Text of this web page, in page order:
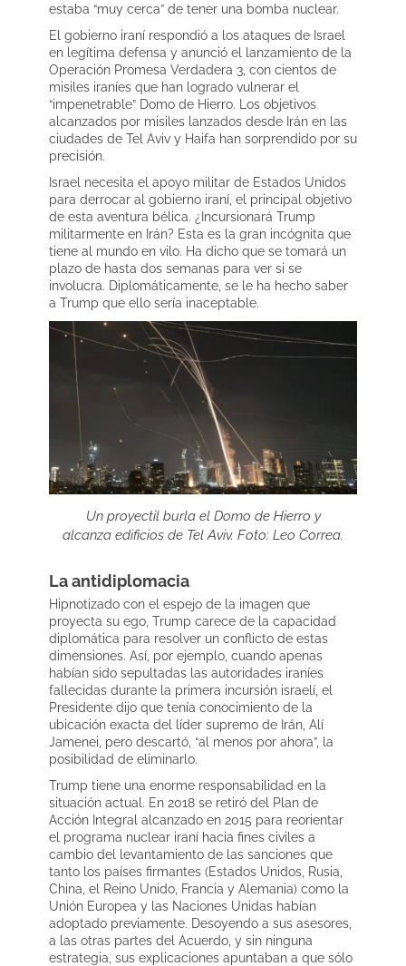
estaba “muy cerca” de tener una bomba nuclear.
El gobierno iraní respondió a los ataques de Israel
en legítima defensa y anunció el lanzamiento de la
Operación Promesa Verdadera 3, con cientos de
misiles iraníes que han logrado vulnerar el
“impenetrable” Domo de Hierro. Los objetivos
alcanzados por misiles lanzados desde Irán en las
ciudades de Tel Aviv y Haifa han sorprendido por su
precisión.
Israel necesita el apoyo militar de Estados Unidos
para derrocar al gobierno iraní, el principal objetivo
de esta aventura bélica. ¿Incursionará Trump
militarmente en Irán? Esta es la gran incógnita que
tiene al mundo en vilo. Ha dicho que se tomará un
plazo de hasta dos semanas para ver si se
involucra. Diplomáticamente, se le ha hecho saber
a Trump que ello sería inaceptable.
Un proyectil burla el Domo de Hierro y
alcanza edificios de Tel Aviv. Foto: Leo Correa.
La antidiplomacia
Hipnotizado con el espejo de la imagen que
proyecta su ego, Trump carece de la capacidad
diplomática para resolver un conflicto de estas
dimensiones. Así, por ejemplo, cuando apenas
habían sido sepultadas las autoridades iraníes
fallecidas durante la primera incursión israelí, el
Presidente dijo que tenía conocimiento de la
ubicación exacta del líder supremo de Irán, Alí
Jamenei, pero descartó, “al menos por ahora”, la
posibilidad de eliminarlo.
Trump tiene una enorme responsabilidad en la
situación actual. En 2018 se retiró del Plan de
Acción Integral alcanzado en 2015 para reorientar
el programa nuclear iraní hacia fines civiles a
cambio del levantamiento de las sanciones que
tanto los países firmantes (Estados Unidos, Rusia,
China, el Reino Unido, Francia y Alemania) como la
Unión Europea y las Naciones Unidas habían
adoptado previamente. Desoyendo a sus asesores,
a las otras partes del Acuerdo, y sin ninguna
estrategia, sus explicaciones apuntaban a que sólo